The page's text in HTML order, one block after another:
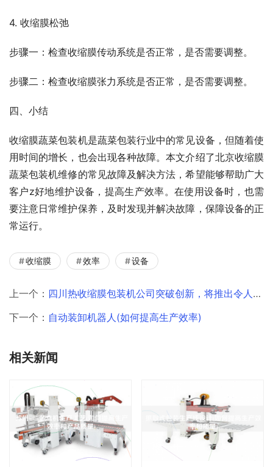
4. 收缩膜松弛
步骤一：检查收缩膜传动系统是否正常，是否需要调整。
步骤二：检查收缩膜张力系统是否正常，是否需要调整。
四、小结
收缩膜蔬菜包装机是蔬菜包装行业中的常见设备，但随着使
用时间的增长，也会出现各种故障。本文介绍了北京收缩膜
蔬菜包装机维修的常见故障及解决方法，希望能够帮助广大
客户z好地维护设备，提高生产效率。在使用设备时，也需
要注意日常维护保养，及时发现并解决故障，保障设备的正
常运行。
收缩膜 效率 设备
上一个： 四川热收缩膜包装机公司突破创新，将推出令人期待的新品！
下一个： 自动装卸机器人(如何提高生产效率)
相关新闻